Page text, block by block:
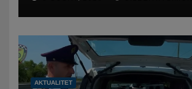
AKTUALITET